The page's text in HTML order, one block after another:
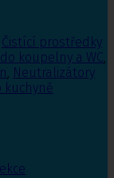
Čistící prostředky
koupelny a WC,
, Neutralizátory
kuchyně